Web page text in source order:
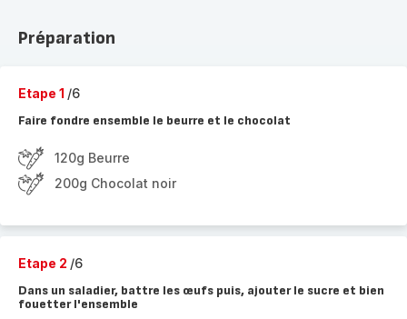
Préparation
Etape 1 /6
Faire fondre ensemble le beurre et le chocolat
120g Beurre
200g Chocolat noir
Etape 2 /6
Dans un saladier, battre les œufs puis, ajouter le sucre et bien
fouetter l'ensemble